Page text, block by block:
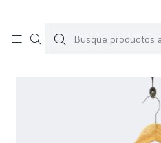
Inicio SWEATERS